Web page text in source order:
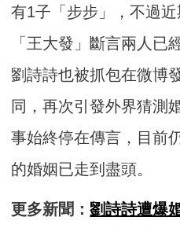
有1子「步步」，不過
「王大發」斷言兩人已
劉詩詩也被抓包在微博
同，再次引發外界猜測
事始終停在傳言，目前
的婚姻已走到盡頭。
更多新聞：劉詩詩遭爆